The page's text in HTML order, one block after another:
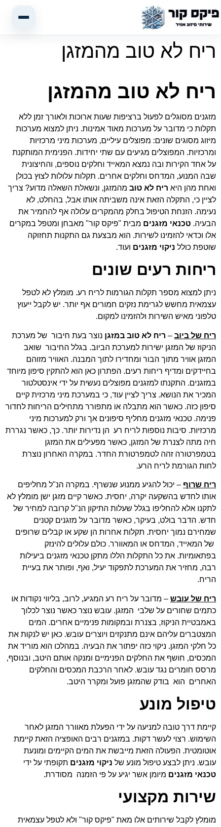
ריח לא טוב מהמזגן
ריח לא טוב מהמזגן
מזגנים מסוגלים לפעול ברציפות שעות ארוכות ולאורך זמן ללא
תקלות כי מדובר על מערכות מאוד אמינות. ניתן למצוא מערכות
מיזוג מסוגים שונים: מפוצלים עיליים, מערכות מיני מרכזיות
ומרכזיות. המפוצלים מגיעים עם שתי יחידות. הפנימית המותקנת
על אחד הקירות ובה נמצא המאייד וחלקים נוספים, והחיצונית
שבה המנוע, המדחס וחלקים אחרים. תקלות עלולות לצוץ בכולן
ואחת מהן היא ריח לא טוב מהמזגן, ונשאלת השאלה מדוע? צריך
לציין כי, התקלה הזאת אינה משביתה אותו אבל, בהחלט, לא
נעימה. הזנחת הטיפול בחלק מהמקרים עלולה אף להחמיר את
הבעיה. טכנאי מזגנים מבית "פיקס קור" מאבחן ומטפל במקרים
אלו וכדאי להזמינו לשירות. הוא מבצעת גם התקנות תחזוקה
שוטפת כולל ניקוי מזגנים ועוד.
ריחות רעים שונים
ניתן למצוא מספר תקלות הגורמות לריח רע. מומלץ לא לטפל
עצמאית מחשש לגרימת נזקים חמורים אף יותר. יש לקבל ייעוץ
טלפוני מאיש השירות ולהזמינו למקום.
ריח של ביוב – ריח לא טוב במזגן נוצר בעת חיבור של מערכת
הניקוז של המזגן ישירות למערכת הביוב. בגלל החיבור שואב
המזגן אוויר מתוך הבור ומחדירו לתוך המבנה. האוויר מזוהם
בחיידקים ומדיף ריחות רעים. הפתרון כאן הוא להתקין סיפון מיוחד
במזגנים. התקנתו למזגנים מפוצלים נעשית על ידי אינסטלטור
המכיר את הנושא. צריך לציין עוד, כי במערכת מיני מרכזית קיים
סיפון כזה. כאשר הוא מתבלה או מתפורר מתחילים הריחות לחדור
פנימה. טכנאי מזגנים מחליף סיפונים אך ורק למערכות מיני
מרכזיות. סיבות נוספות לריח רע הן נדירות יותר. כך, כאשר נגררת
חיה מתה לצנרת של המזגן, כאשר מפעילים את המזגן
בטמפרטורה זהה לטמפרטורת החדר. במקרה האחרון נוצרת
לחות הגורמת לריח הרע.
ריח שרוף – יכול להגיע ממנוע שנשרף. במקרה הנ"ל מחליפים
אותו לחדש בהשקעה יקרה, יחסית. כאשר קיים מזגן ישן מומלץ לא
לתקנו אלא להחליפו בגלל שעלות התיקון הנ"ל קרובה למחיר של
חדש. הדבר בולט, בעיקר, כאשר מדובר על מזגנים קטנים
שמחירם נמוך יחסית. תקלות אחרות הן שקע או קבלים שרופים
של המאייד, המדחס או המאוורר. כולם עלולים להינזק
בפתאומיות. את כל התקלות הללו מתקן טכנאי מזגנים ביעילות
רבה, מחזיר את המערכת לתפקוד יעיל, ואף, ופותר את בעיית
הריח.
ריח של עובש – מדובר על ריח רע המגיע, לרוב, בליווי נקודות או
כתמים שחורים על שלבי המזגן. עובש נוצר כאשר נוצר לכלוך
באמבטיית הניקוז, בצנרת ובמקומות פנימיים אחרים. המים
המצטברים עליהם אינם מתנקזים ויוצרים עובש. כאן יש לנקות את
כל חלקי המזגן. ניקוי כזה יפתור את הבעיה. במהלכו הוא מוריד את
המכסים, חושף את החלקים הפנימיים ומנקה אותם היטב, ובנוסף,
מרסס חומרים נגד עובש. לאחר הרכבת המכסים והחלקים
האחרים הוא בודק שהמזגן פועל ומקרר היטב.
טיפול מונע
קיימת דרך טובה למניעה על ידי הפעלת מאוורר המזגן לאחר
השימוש. רצוי לעשר דקות. במזגנים רבים האופציה הזאת קיימת
אוטומטית. הפעולה הזאת מייבשת את המים הקיימים ומונעת
עובש. ניתן לבצע טיפול מונע של ניקוי מזגנים תקופתי על ידי
טכנאי מזגנים מיומן אשר יגיע על פי הזמנה מסודרת.
שירות מקצועי
מומלץ לקבל שירותים אלו מאת "פיקס קור" ולא לטפל עצמאית